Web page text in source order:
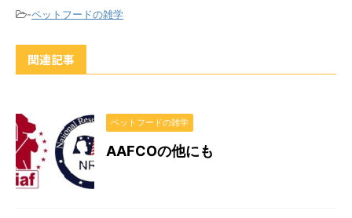
-ペットフードの雑学
関連記事
ペットフードの雑学
AAFCOの他にも